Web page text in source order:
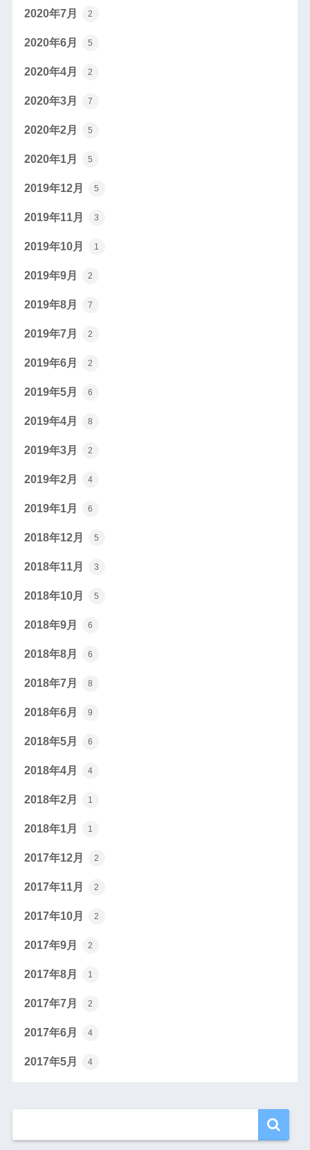
2020年7月 2
2020年6月 5
2020年4月 2
2020年3月 7
2020年2月 5
2020年1月 5
2019年12月 5
2019年11月 3
2019年10月 1
2019年9月 2
2019年8月 7
2019年7月 2
2019年6月 2
2019年5月 6
2019年4月 8
2019年3月 2
2019年2月 4
2019年1月 6
2018年12月 5
2018年11月 3
2018年10月 5
2018年9月 6
2018年8月 6
2018年7月 8
2018年6月 9
2018年5月 6
2018年4月 4
2018年2月 1
2018年1月 1
2017年12月 2
2017年11月 2
2017年10月 2
2017年9月 2
2017年8月 1
2017年7月 2
2017年6月 4
2017年5月 4